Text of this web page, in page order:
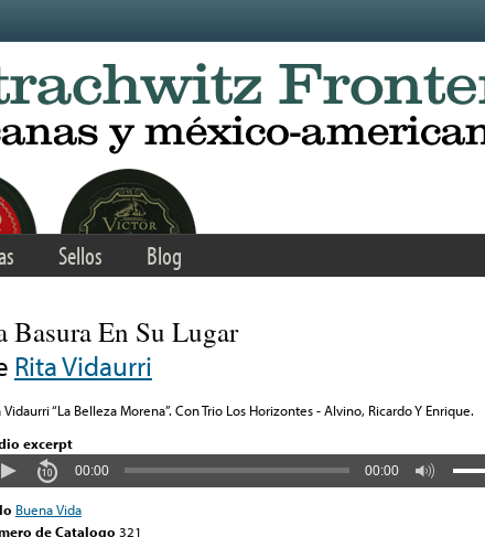
Sellos Blog
Basura En Su Lugar
Rita Vidaurri
Vidaurri “La Belleza Morena”. Con Trio Los Horizontes - Alvino, Ricardo Y Enrique.
excerpt
00:00 00:00
Buena Vida
de Catalogo 321